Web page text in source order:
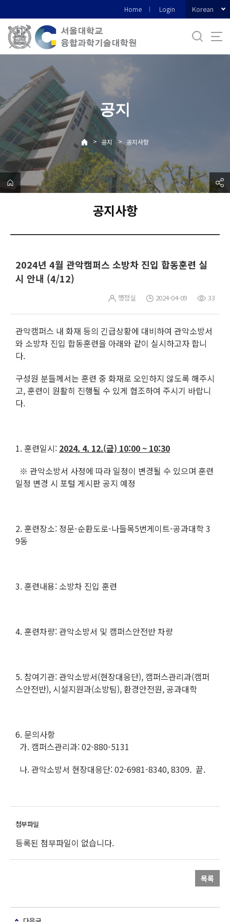
로
메
Home Login Korean
공지
> 공지 > 공지사항
공지사항
2024년 4월 관악캠퍼스 소방차 진입 합동훈련 실
시 안내 (4/12)
행정실 2024-04-09 33
관악캠퍼스 내 화재 등의 긴급상황에 대비하여 관악소방서
와 소방차 진입 합동훈련을 아래와 같이 실시하고자 합니
다.
구성원 분들께서는 훈련 중 화재로 오인하지 않도록 해주시
고, 훈련이 원활히 진행될 수 있게 협조하여 주시기 바랍니
다.
1. 훈련일시: 2024. 4. 12.(금) 10:00 ~ 10:30
※ 관악소방서 사정에 따라 일정이 변경될 수 있으며 훈련
일정 변경 시 포털 게시판 공지 예정
2. 훈련장소: 정문-순환도로-나들목5번게이트-공과대학 3
9동
3. 훈련내용: 소방차 진입 훈련
4. 훈련차량: 관악소방서 및 캠퍼스안전반 차량
5. 참여기관: 관악소방서(현장대응단), 캠퍼스관리과(캠퍼
스안전반), 시설지원과(소방팀), 환경안전원, 공과대학
6. 문의사항
가. 캠퍼스관리과: 02-880-5131
나. 관악소방서 현장대응단: 02-6981-8340, 8309. 끝.
등록된 첨부파일이 없습니다.
목록